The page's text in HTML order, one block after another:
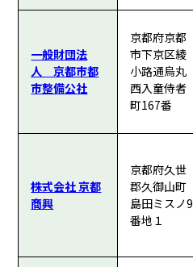
一般財団法
人 京都市都
市整備公社
京都府京都
市下京区綾
小路通烏丸
西入童侍者
町167番
株式会社 京都
商興
京都府久世
郡久御山町
島田ミスノ9
番地１